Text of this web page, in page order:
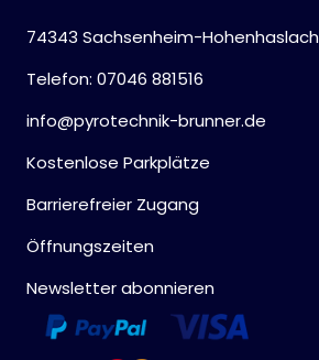
74343 Sachsenheim-Hohenhaslach
Telefon: 07046 881516
info@pyrotechnik-brunner.de
Kostenlose Parkplätze
Barrierefreier Zugang
Öffnungszeiten
Newsletter abonnieren